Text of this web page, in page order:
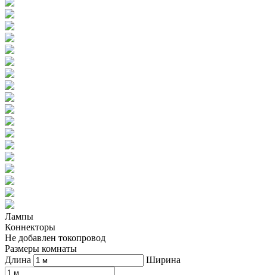
Лампы
Коннекторы
Не добавлен токопровод
Размеры комнаты
Длина
Ширина